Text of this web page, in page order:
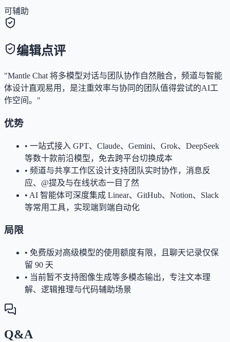
可辅助
编辑点评
"Mantle Chat 将多模型对话与团队协作自然融合，频道与智能
体设计直观易用，是注重效率与协同的团队值得尝试的AI工
作空间。"
优势
• 一站式接入 GPT、Claude、Gemini、Grok、DeepSeek
等数十款前沿模型，免去跨平台切换成本
• 频道与共享工作区设计支持团队实时协作，消息反
应、@提及与在线状态一目了然
• AI 智能体可深度集成 Linear、GitHub、Notion、Slack
等常用工具，实现端到端自动化
局限
• 免费版对高级模型的使用额度有限，且聊天记录仅保
留 90 天
• 当前暂不支持图像生成等多模态输出，专注文本理
解、逻辑推理与代码辅助场景
Q&A